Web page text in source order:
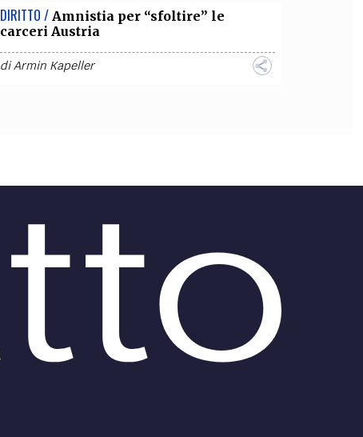
DIRITTO / Amnistia per “sfoltire” le
carceri Austria
diArmin Kapeller